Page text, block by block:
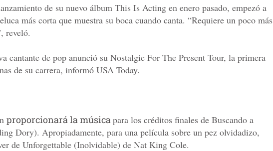
de su nuevo álbum This Is Acting en enero pasado, empezó a
más corta que muestra su boca cuando canta. “Requiere un poco más
reveló.
cantante de pop anunció su Nostalgic For The Present Tour, la primera
de su carrera, informó USA Today.
proporcionará la músicapara los créditos finales de Buscando a
Dory). Apropiadamente, para una película sobre un pez olvidadizo,
de Unforgettable (Inolvidable) de Nat King Cole.